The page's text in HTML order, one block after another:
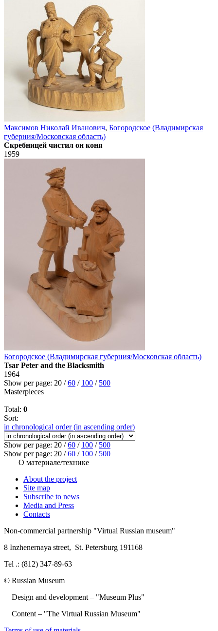
Максимов Николай Иванович, Богородское (Владимирская
губерния/Московская область)
Скребницей чистил он коня
1959
Богородское (Владимирская губерния/Московская область)
Tsar Peter and the Blacksmith
1964
Show per page: 20 /60 / 100 / 500
Masterpieces
Total: 0
Sort:
in chronological order (in ascending order)
Show per page: 20 /60 / 100 / 500
Show per page: 20 /60 / 100 / 500
О материале/технике
About the project
Site map
Subscribe to news
Media and Press
Contacts
Non-commercial partnership "Virtual Russian museum"
8 Inzhenernaya street, St. Petersburg 191168
Tel .: (812) 347-89-63
© Russian Museum
Design and development – "Museum Plus"
Content – "The Virtual Russian Museum"